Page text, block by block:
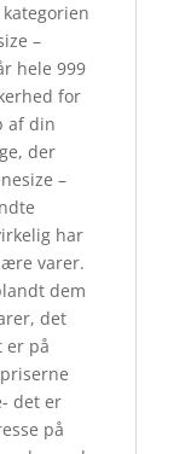
–
hele 999
for
af din
der
–
har
varer.
dem
det
er på
det er
på